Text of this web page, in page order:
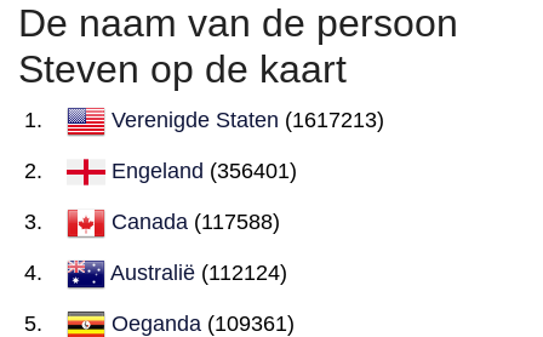
De naam van de persoon
Steven op de kaart
Verenigde Staten (1617213)
Engeland (356401)
Canada (117588)
Australië (112124)
Oeganda (109361)